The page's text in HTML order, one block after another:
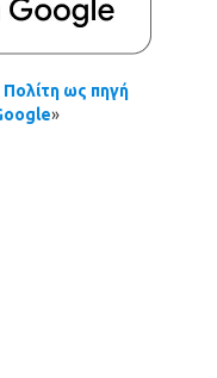
ως πηγή
»